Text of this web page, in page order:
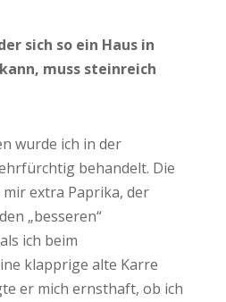
sich so ein Haus in
muss steinreich
wurde ich in der
behandelt. Die
extra Paprika, der
„besseren“
ich beim
klapprige alte Karre
er mich ernsthaft, ob ich